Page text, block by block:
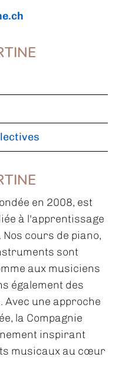
en 2008, est
à l'apprentissage
cours de piano,
sont
aux musiciens
également des
une approche
la Compagnie
inspirant
musicaux au cœur